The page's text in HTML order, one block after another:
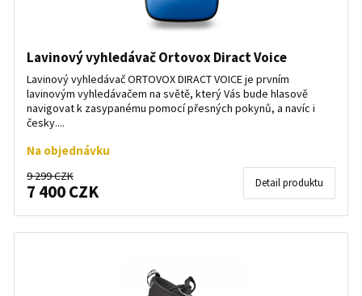
Lavinový vyhledávač Ortovox Diract Voice
Lavinový vyhledávač ORTOVOX DIRACT VOICE je prvním
lavinovým vyhledávačem na světě, který Vás bude hlasově
navigovat k zasypanému pomocí přesných pokynů, a navíc i
česky....
Na objednávku
9 299 CZK
7 400 CZK Detail produktu